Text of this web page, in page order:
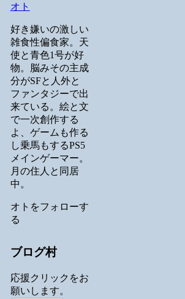
オト
好き嫌いの激しい
雑食性偏食家。天
使と青色1号が好
物。脳みその主成
分がSFと人外と
ファンタジーで出
来ている。絵と文
で一次創作する
よ、ゲームも作る
し乗馬もするPS5
メインゲーマー。
月の住人と同居
中。
オトをフォローす
る
ブログ村
応援クリックをお
願いします。